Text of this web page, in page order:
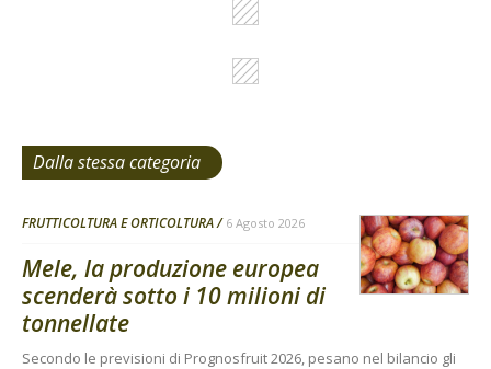
Dalla stessa categoria
FRUTTICOLTURA E ORTICOLTURA 6 Agosto 2026
Mele, la produzione europea
scenderà sotto i 10 milioni di
tonnellate
Secondo le previsioni di Prognosfruit 2026, pesano nel bilancio gli